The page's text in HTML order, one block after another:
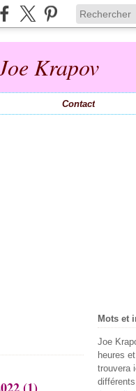
Krapov
Contact
Mots et
Joe
heures
trouvera